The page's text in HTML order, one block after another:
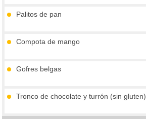
Palitos de pan
Compota de mango
Gofres belgas
Tronco de chocolate y turrón (sin gluten)